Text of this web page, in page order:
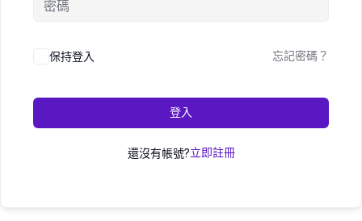
保持登入 忘記密碼？
登入
還沒有帳號?立即註冊